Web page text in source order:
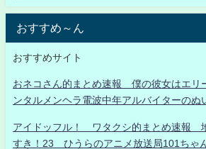
おすすめ～ん
おすすめサイト
おネコさん的まとめ速報 僕の彼女はエリ
ンタルメンヘラ電波中年アルバイターのぬ
アイドッフル！ ワタクシ的まとめ速報
すき！23 ひうらのアニメ放送局101ちゃ